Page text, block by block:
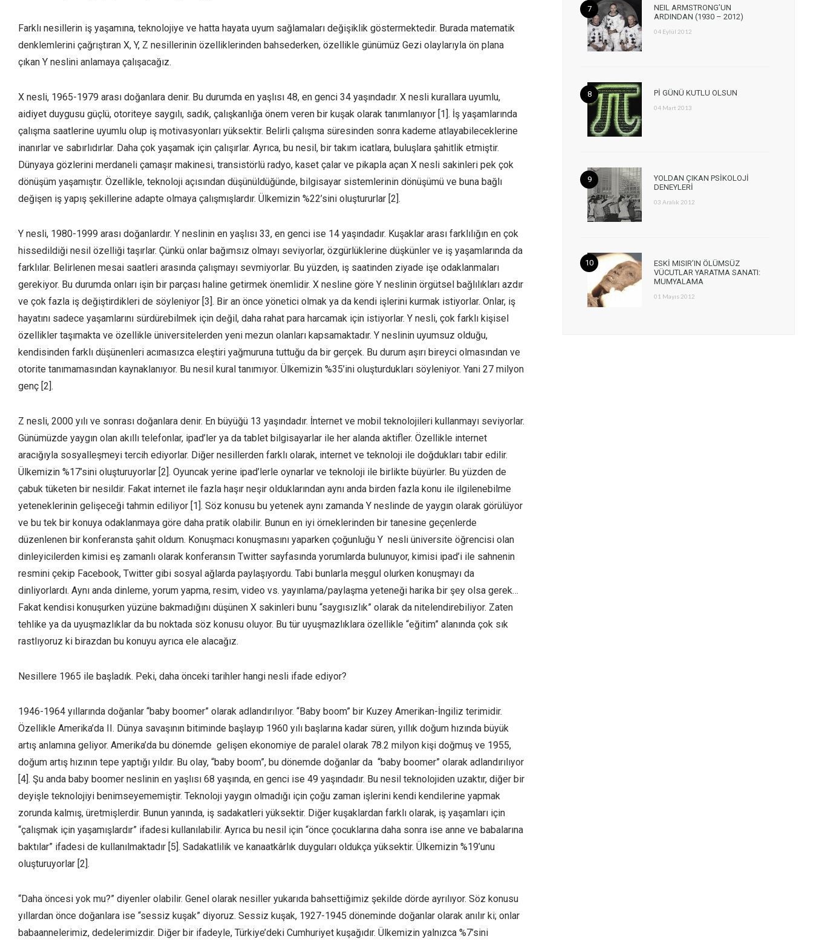
Farklı nesillerin iş yaşamına, teknolojiye ve hatta hayata uyum sağlamaları değişiklik göstermektedir. Burada matematik
denklemlerini çağrıştıran X, Y, Z nesillerinin özelliklerinden bahsederken, özellikle günümüz Gezi olaylarıyla ön plana
çıkan Y neslini anlamaya çalışacağız.
X nesli, 1965-1979 arası doğanlara denir. Bu durumda en yaşlısı 48, en genci 34 yaşındadır. X nesli kurallara uyumlu,
aidiyet duygusu güçlü, otoriteye saygılı, sadık, çalışkanlığa önem veren bir kuşak olarak tanımlanıyor [1]. İş yaşamlarında
çalışma saatlerine uyumlu olup iş motivasyonları yüksektir. Belirli çalışma süresinden sonra kademe atlayabileceklerine
inanırlar ve sabırlıdırlar. Daha çok yaşamak için çalışırlar. Ayrıca, bu nesil, bir takım icatlara, buluşlara şahitlik etmiştir.
Dünyaya gözlerini merdaneli çamaşır makinesi, transistörlü radyo, kaset çalar ve pikapla açan X nesli sakinleri pek çok
dönüşüm yaşamıştır. Özellikle, teknoloji açısından düşünüldüğünde, bilgisayar sistemlerinin dönüşümü ve buna bağlı
değişen iş yapış şekillerine adapte olmaya çalışmışlardır. Ülkemizin %22’sini oluştururlar [2].
Y nesli, 1980-1999 arası doğanlardır. Y neslinin en yaşlısı 33, en genci ise 14 yaşındadır. Kuşaklar arası farklılığın en çok
hissedildiği nesil özelliği taşırlar. Çünkü onlar bağımsız olmayı seviyorlar, özgürlüklerine düşkünler ve iş yaşamlarında da
farklılar. Belirlenen mesai saatleri arasında çalışmayı sevmiyorlar. Bu yüzden, iş saatinden ziyade işe odaklanmaları
gerekiyor. Bu durumda onları işin bir parçası haline getirmek önemlidir. X nesline göre Y neslinin örgütsel bağlılıkları azdır
ve çok fazla iş değiştirdikleri de söyleniyor [3]. Bir an önce yönetici olmak ya da kendi işlerini kurmak istiyorlar. Onlar, iş
hayatını sadece yaşamlarını sürdürebilmek için değil, daha rahat para harcamak için istiyorlar. Y nesli, çok farklı kişisel
özellikler taşımakta ve özellikle üniversitelerden yeni mezun olanları kapsamaktadır. Y neslinin uyumsuz olduğu,
kendisinden farklı düşünenleri acımasızca eleştiri yağmuruna tuttuğu da bir gerçek. Bu durum aşırı bireyci olmasından ve
otorite tanımamasından kaynaklanıyor. Bu nesil kural tanımıyor. Ülkemizin %35’ini oluşturdukları söyleniyor. Yani 27 milyon
genç [2].
Z nesli, 2000 yılı ve sonrası doğanlara denir. En büyüğü 13 yaşındadır. İnternet ve mobil teknolojileri kullanmayı seviyorlar.
Günümüzde yaygın olan akıllı telefonlar, ipad’ler ya da tablet bilgisayarlar ile her alanda aktifler. Özellikle internet
aracığıyla sosyalleşmeyi tercih ediyorlar. Diğer nesillerden farklı olarak, internet ve teknoloji ile doğdukları tabir edilir.
Ülkemizin %17’sini oluşturuyorlar [2]. Oyuncak yerine ipad’lerle oynarlar ve teknoloji ile birlikte büyürler. Bu yüzden de
çabuk tüketen bir nesildir. Fakat internet ile fazla haşır neşir olduklarından aynı anda birden fazla konu ile ilgilenebilme
yeteneklerinin gelişeceği tahmin ediliyor [1]. Söz konusu bu yetenek aynı zamanda Y neslinde de yaygın olarak görülüyor
ve bu tek bir konuya odaklanmaya göre daha pratik olabilir. Bunun en iyi örneklerinden bir tanesine geçenlerde
düzenlenen bir konferansta şahit oldum. Konuşmacı konuşmasını yaparken çoğunluğu Y nesli üniversite öğrencisi olan
dinleyicilerden kimisi eş zamanlı olarak konferansın Twitter sayfasında yorumlarda bulunuyor, kimisi ipad’i ile sahnenin
resmini çekip Facebook, Twitter gibi sosyal ağlarda paylaşıyordu. Tabi bunlarla meşgul olurken konuşmayı da
dinliyorlardı. Aynı anda dinleme, yorum yapma, resim, video vs. yayınlama/paylaşma yeteneği harika bir şey olsa gerek…
Fakat kendisi konuşurken yüzüne bakmadığını düşünen X sakinleri bunu “saygısızlık” olarak da nitelendirebiliyor. Zaten
tehlike ya da uyuşmazlıklar da bu noktada söz konusu oluyor. Bu tür uyuşmazlıklara özellikle “eğitim” alanında çok sık
rastlıyoruz ki birazdan bu konuyu ayrıca ele alacağız.
Nesillere 1965 ile başladık. Peki, daha önceki tarihler hangi nesli ifade ediyor?
1946-1964 yıllarında doğanlar “baby boomer” olarak adlandırılıyor. “Baby boom” bir Kuzey Amerikan-İngiliz terimidir.
Özellikle Amerika’da II. Dünya savaşının bitiminde başlayıp 1960 yılı başlarına kadar süren, yıllık doğum hızında büyük
artış anlamına geliyor. Amerika’da bu dönemde gelişen ekonomiye de paralel olarak 78.2 milyon kişi doğmuş ve 1955,
doğum artış hızının tepe yaptığı yıldır. Bu olay, “baby boom”, bu dönemde doğanlar da “baby boomer” olarak adlandırılıyor
[4]. Şu anda baby boomer neslinin en yaşlısı 68 yaşında, en genci ise 49 yaşındadır. Bu nesil teknolojiden uzaktır, diğer bir
deyişle teknolojiyi benimseyememiştir. Teknoloji yaygın olmadığı için çoğu zaman işlerini kendi kendilerine yapmak
zorunda kalmış, üretmişlerdir. Bunun yanında, iş sadakatleri yüksektir. Diğer kuşaklardan farklı olarak, iş yaşamları için
“çalışmak için yaşamışlardır” ifadesi kullanılabilir. Ayrıca bu nesil için “önce çocuklarına daha sonra ise anne ve babalarına
baktılar” ifadesi de kullanılmaktadır [5]. Sadakatlilik ve kanaatkârlık duyguları oldukça yüksektir. Ülkemizin %19’unu
oluşturuyorlar [2].
“Daha öncesi yok mu?” diyenler olabilir. Genel olarak nesiller yukarıda bahsettiğimiz şekilde dörde ayrılıyor. Söz konusu
yıllardan önce doğanlara ise “sessiz kuşak” diyoruz. Sessiz kuşak, 1927-1945 döneminde doğanlar olarak anılır ki; onlar
babaannelerimiz, dedelerimizdir. Diğer bir ifadeyle, Türkiye’deki Cumhuriyet kuşağıdır. Ülkemizin yalnızca %7’sini
NEIL ARMSTRONG’UN
ARDINDAN (1930 – 2012)
04 Eylül 2012
Pİ GÜNÜ KUTLU OLSUN
04 Mart 2013
YOLDAN ÇIKAN PSİKOLOJİ
DENEYLERİ
03 Aralık 2012
ESKİ MISIR’IN ÖLÜMSÜZ
VÜCUTLAR YARATMA SANATI:
MUMYALAMA
01 Mayıs 2012